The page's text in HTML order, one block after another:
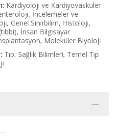
Kardiyoloji ve Kardiyovasküler
İncelemeler ve
Genel Sinirbilim, Histoloji,
İnsan Bilgisayar
Moleküler Biyoloji
Tıp, Sağlık Bilimleri, Temel Tıp